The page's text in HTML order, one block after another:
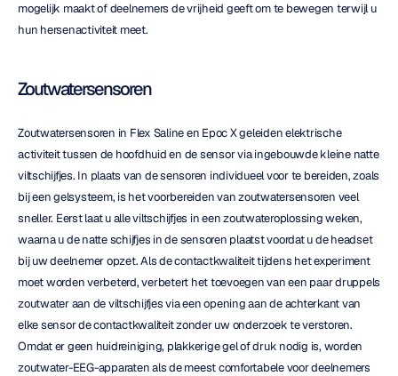
mogelijk maakt of deelnemers de vrijheid geeft om te bewegen terwijl u
hun hersenactiviteit meet.
Zoutwatersensoren
Zoutwatersensoren in Flex Saline en Epoc X geleiden elektrische
activiteit tussen de hoofdhuid en de sensor via ingebouwde kleine natte
viltschijfjes. In plaats van de sensoren individueel voor te bereiden, zoals
bij een gelsysteem, is het voorbereiden van zoutwatersensoren veel
sneller. Eerst laat u alle viltschijfjes in een zoutwateroplossing weken,
waarna u de natte schijfjes in de sensoren plaatst voordat u de headset
bij uw deelnemer opzet. Als de contactkwaliteit tijdens het experiment
moet worden verbeterd, verbetert het toevoegen van een paar druppels
zoutwater aan de viltschijfjes via een opening aan de achterkant van
elke sensor de contactkwaliteit zonder uw onderzoek te verstoren.
Omdat er geen huidreiniging, plakkerige gel of druk nodig is, worden
zoutwater-EEG-apparaten als de meest comfortabele voor deelnemers